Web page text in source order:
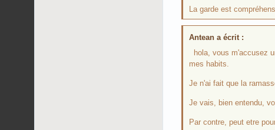
La garde est
Antean a écrit :
hola, vous m'accusez
mes habits.
Je n'ai fait que la
Je vais, bien entendu,
Par contre, peut etre